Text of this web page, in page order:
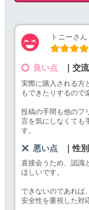
トニーさ
良い点 ｜交
実際に購入される方
もできたりするので
投稿の手間も他のフ
言を気にしなくても
す。
悪い点 ｜性
直接会うため、認識
ほしいです。
できないのであれば
安全性を重視した対